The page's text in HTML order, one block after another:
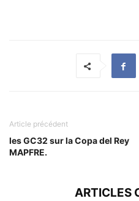
Article précédent
les GC32 sur la Copa del Rey
MAPFRE.
ARTICLES